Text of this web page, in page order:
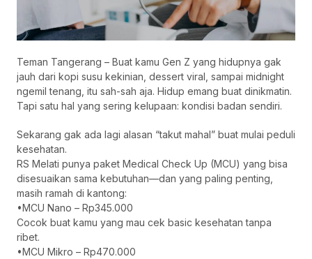
Teman Tangerang – Buat kamu Gen Z yang hidupnya gak
jauh dari kopi susu kekinian, dessert viral, sampai midnight
ngemil tenang, itu sah-sah aja. Hidup emang buat dinikmatin.
Tapi satu hal yang sering kelupaan: kondisi badan sendiri.
Sekarang gak ada lagi alasan “takut mahal” buat mulai peduli
kesehatan.
RS Melati punya paket Medical Check Up (MCU) yang bisa
disesuaikan sama kebutuhan—dan yang paling penting,
masih ramah di kantong:
•MCU Nano – Rp345.000
Cocok buat kamu yang mau cek basic kesehatan tanpa
ribet.
•MCU Mikro – Rp470.000